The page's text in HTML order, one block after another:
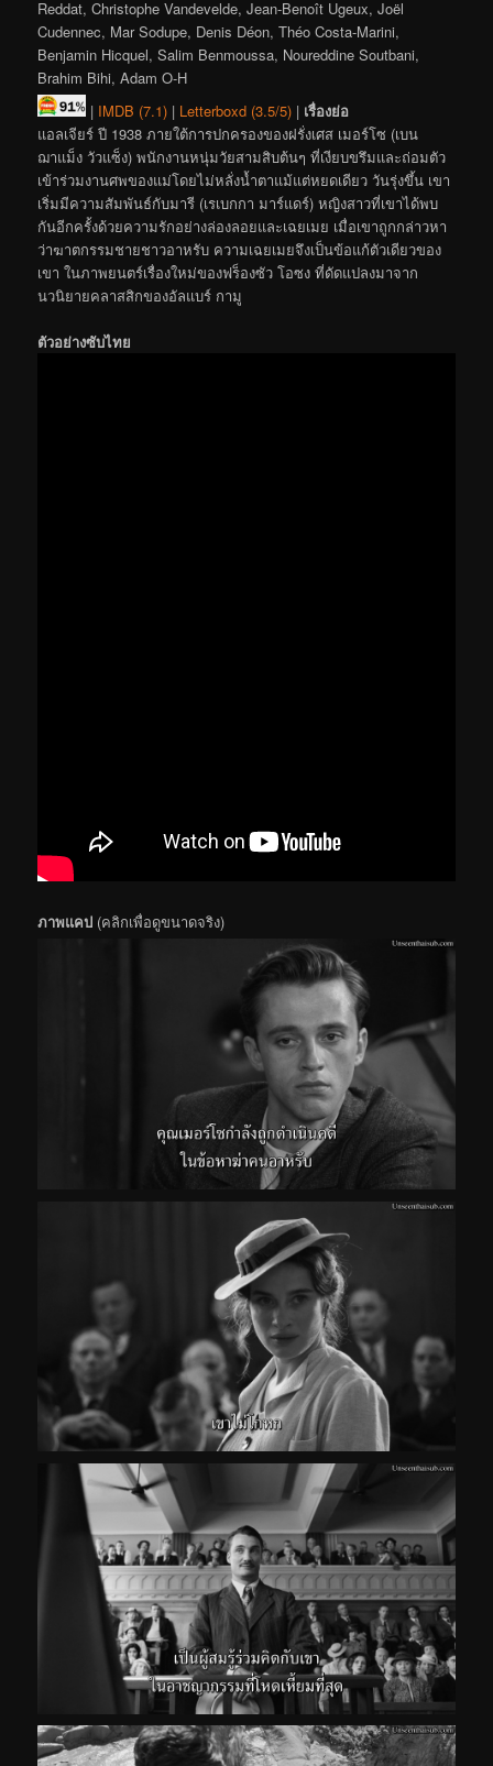
Reddat, Christophe Vandevelde, Jean-Benoît Ugeux, Joël
Cudennec, Mar Sodupe, Denis Déon, Théo Costa-Marini,
Benjamin Hicquel, Salim Benmoussa, Noureddine Soutbani,
Brahim Bihi, Adam O-H
| IMDB (7.1) | Letterboxd (3.5/5) | เรื่องย่อ
แอลเจียร์ ปี 1938 ภายใต้การปกครองของฝรั่งเศส เมอร์โซ (เบน
ฌาแม็ง วัวแซ็ง) พนักงานหนุ่มวัยสามสิบต้นๆ ที่เงียบขรึมและถ่อมตัว
เข้าร่วมงานศพของแม่โดยไม่หลั่งน้ำตาแม้แต่หยดเดียว วันรุ่งขึ้น เขา
เริ่มมีความสัมพันธ์กับมารี (เรเบกกา มาร์แดร์) หญิงสาวที่เขาได้พบ
กันอีกครั้งด้วยความรักอย่างล่องลอยและเฉยเมย เมื่อเขาถูกกล่าวหา
ว่าฆาตกรรมชายชาวอาหรับ ความเฉยเมยจึงเป็นข้อแก้ตัวเดียวของ
เขา ในภาพยนตร์เรื่องใหม่ของฟร็องซัว โอซง ที่ดัดแปลงมาจาก
นวนิยายคลาสสิกของอัลแบร์ กามู
ตัวอย่างซับไทย
ภาพแคป (คลิกเพื่อดูขนาดจริง)